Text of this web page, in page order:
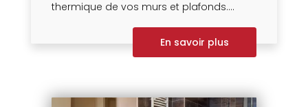
thermique de vos murs et plafonds....
En savoir plus